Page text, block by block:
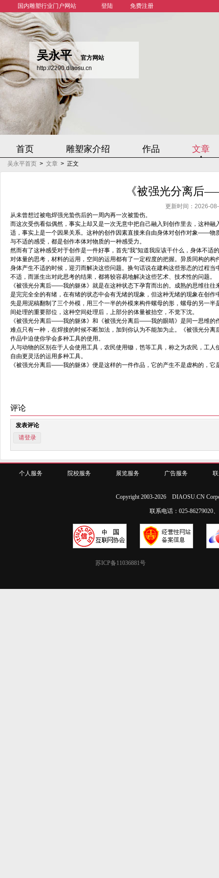
国内雕塑行业门户网站 登陆 免费注册
吴永平
官方网站
http://2290.diaosu.cn
首页 雕塑家介绍 作品 文章
吴永平首页 > 文章 > 正文
《被强光分离后
更新时间：2026-
从未曾想过被电焊强光蛰伤后的一周内再一次被蛰伤。
而这次受伤看似偶然，事实上却又是一次无意中把自己融入到创作里去，这种
适，事实上是一个因果关系。这种的创作因素直接来自由身体对创作对象——物
与不适的感受，都是创作本体对物质的一种感受力。
然而有了这种感受对于创作是一件好事，首先“我”知道我应该干什么，身体不
对体量的思考，材料的运用，空间的运用都有了一定程度的把握。异质同构的
身体产生不适的时候，迎刃而解决这些问题。换句话说在建构这些形态的过程
不适，而派生出对此思考的结果，都将较容易地解决这些艺术、技术性的问题。
《被强光分离后——我的躯体》就是在这种状态下孕育而出的。成熟的思维往
是完完全全的有绪，在有绪的状态中会有无绪的现象，但这种无绪的现象在
先是用泥稿翻制了三个外模，用三个一半的外模来构件螺母的形，螺母的另一
间处理的重要部位，这种空间处理后，上部分的体量被抬空，不觉下沈。
《被强光分离后——我的躯体》和《被强光分离后——我的眼睛》是同一思维
难点只有一种，在焊接的时候不断加法，加到你认为不能加为止。《被强光分
作品中迫使你学会多种工具的使用。
人与动物的区别在于人会使用工具，农民使用锄，笆等工具，称之为农民，工
自由更灵活的运用多种工具。
《被强光分离后——我的躯体》便是这样的一件作品，它的产生不是虚构的，
评论
发表评论
请登录
个人服务 院校服务 展览服务 广告服务
Copyright 2003-2026 DIAOSU.CN
联系电话：025-86279020
苏ICP备11036881号